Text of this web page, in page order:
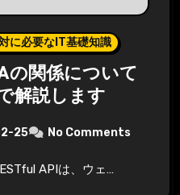
に必要なIT基礎知識
の関係について
解説します
25 No Comments
APIは、ウェ…